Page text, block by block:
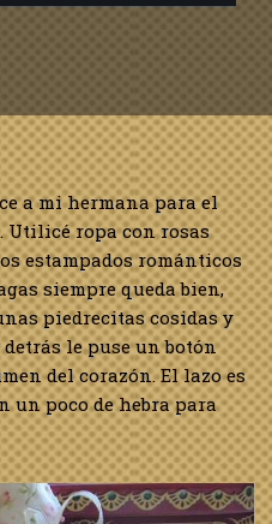
a mi hermana para el
Utilicé ropa con rosas
estampados románticos
siempre queda bien,
piedrecitas cosidas y
le puse un botón
del corazón. El lazo es
un poco de hebra para